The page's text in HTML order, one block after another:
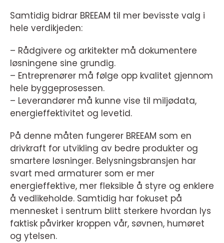
Samtidig bidrar BREEAM til mer bevisste valg i
hele verdikjeden:
– Rådgivere og arkitekter må dokumentere
løsningene sine grundig.
– Entreprenører må følge opp kvalitet gjennom
hele byggeprosessen.
– Leverandører må kunne vise til miljødata,
energieffektivitet og levetid.
På denne måten fungerer BREEAM som en
drivkraft for utvikling av bedre produkter og
smartere løsninger. Belysningsbransjen har
svart med armaturer som er mer
energieffektive, mer fleksible å styre og enklere
å vedlikeholde. Samtidig har fokuset på
mennesket i sentrum blitt sterkere hvordan lys
faktisk påvirker kroppen vår, søvnen, humøret
og ytelsen.